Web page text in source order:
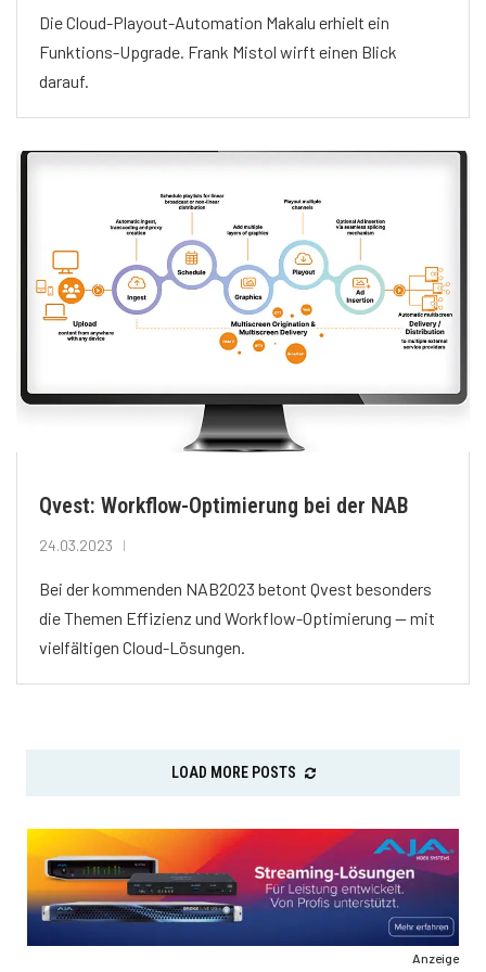
Die Cloud-Playout-Automation Makalu erhielt ein
Funktions-Upgrade. Frank Mistol wirft einen Blick
darauf.
Qvest: Workflow-Optimierung bei der NAB
24.03.2023
Bei der kommenden NAB2023 betont Qvest besonders
die Themen Effizienz und Workflow-Optimierung — mit
vielfältigen Cloud-Lösungen.
LOAD MORE POSTS
Anzeige